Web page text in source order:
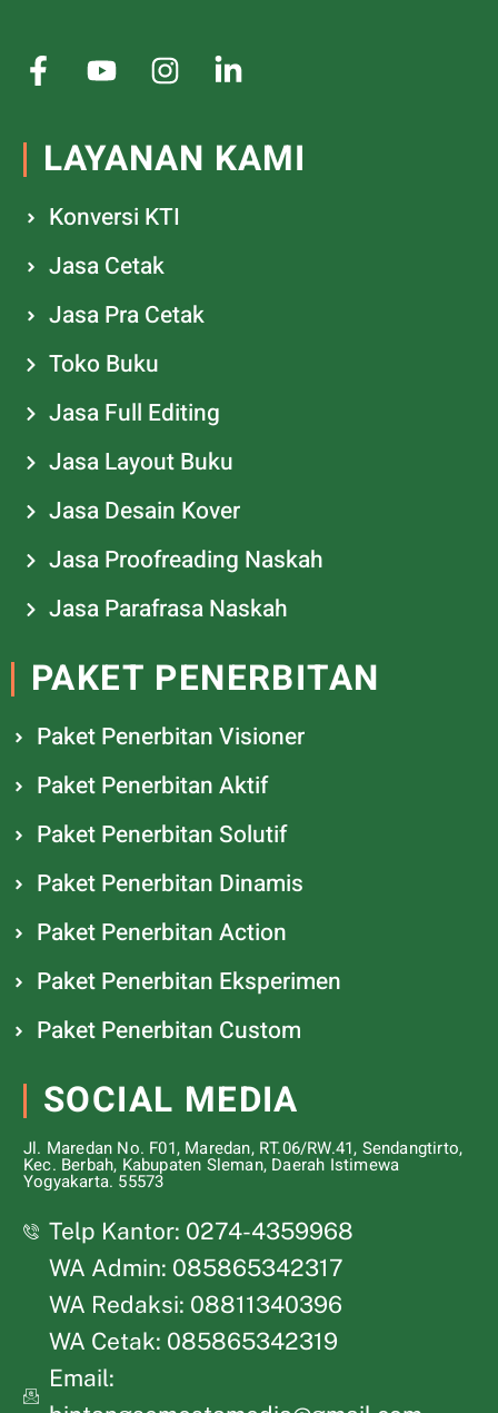
LAYANAN KAMI
Konversi KTI
Jasa Cetak
Jasa Pra Cetak
Toko Buku
Jasa Full Editing
Jasa Layout Buku
Jasa Desain Kover
Jasa Proofreading Naskah
Jasa Parafrasa Naskah
PAKET PENERBITAN
Paket Penerbitan Visioner
Paket Penerbitan Aktif
Paket Penerbitan Solutif
Paket Penerbitan Dinamis
Paket Penerbitan Action
Paket Penerbitan Eksperimen
Paket Penerbitan Custom
SOCIAL MEDIA
Jl. Maredan No. F01, Maredan, RT.06/RW.41, Sendangtirto,
Kec. Berbah, Kabupaten Sleman, Daerah Istimewa
Yogyakarta. 55573
Telp Kantor: 0274-4359968
WA Admin: 085865342317
WA Redaksi: 08811340396
WA Cetak: 085865342319
Email: